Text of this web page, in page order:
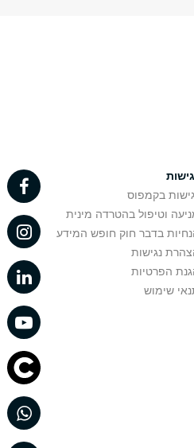
בקמפוס
וטיפול בהטרדה מינית
בדבר חוק חופש המידע
נגישות
הפרטיות
שימוש